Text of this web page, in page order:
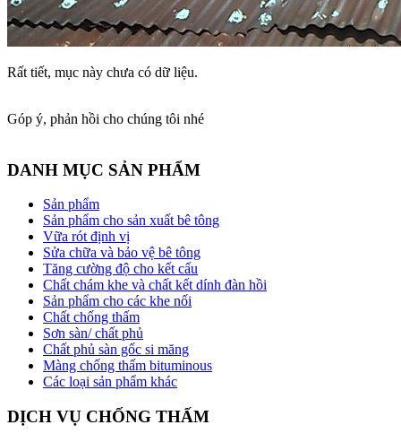
Rất tiết, mục này chưa có dữ liệu.
Góp ý, phản hồi cho chúng tôi nhé
DANH MỤC SẢN PHẨM
Sản phẩm
Sản phẩm cho sản xuất bê tông
Vữa rót định vị
Sửa chữa và bảo vệ bê tông
Tăng cường độ cho kết cấu
Chất chám khe và chất kết dính đàn hồi
Sản phẩm cho các khe nối
Chất chống thấm
Sơn sàn/ chất phủ
Chất phủ sàn gốc si măng
Màng chống thấm bituminous
Các loại sản phẩm khác
DỊCH VỤ CHỐNG THẤM